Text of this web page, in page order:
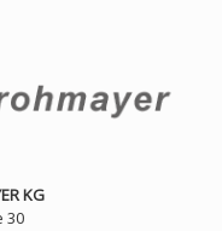
KG
30